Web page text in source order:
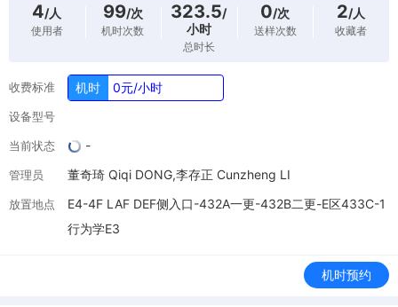
4/人
使用者
99/次
机时次数
323.5/
小时
总时长
0/次
送样次数
2/人
收藏者
收费标准 机时 0元/小时
设备型号
当前状态 -
管理员 董奇琦 Qiqi DONG,李存正 Cunzheng LI
放置地点
E4-4F LAF DEF侧入口-432A一更-432B二更-E区433C-1
行为学E3
机时预约